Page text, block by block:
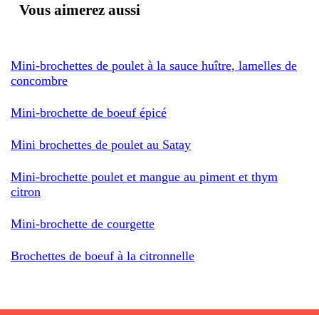
Vous aimerez aussi
Mini-brochettes de poulet à la sauce huître, lamelles de
concombre
Mini-brochette de boeuf épicé
Mini brochettes de poulet au Satay
Mini-brochette poulet et mangue au piment et thym
citron
Mini-brochette de courgette
Brochettes de boeuf à la citronnelle